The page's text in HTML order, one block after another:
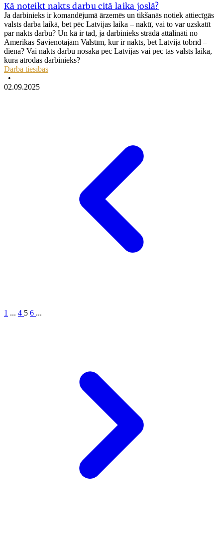
Kā noteikt nakts darbu citā laika joslā?
Ja darbinieks ir komandējumā ārzemēs un tikšanās notiek attiecīgās
valsts darba laikā, bet pēc Latvijas laika – naktī, vai to var uzskatīt
par nakts darbu? Un kā ir tad, ja darbinieks strādā attālināti no
Amerikas Savienotajām Valstīm, kur ir nakts, bet Latvijā tobrīd –
diena? Vai nakts darbu nosaka pēc Latvijas vai pēc tās valsts laika,
kurā atrodas darbinieks?
Darba tiesības
•
02.09.2025
1 ... 4 5 6 ...